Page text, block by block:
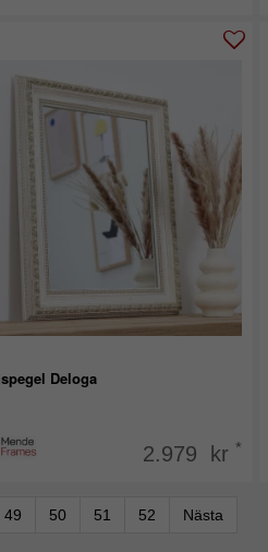
Deloga
2.979 kr *
49 50 51 52 Nästa